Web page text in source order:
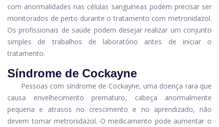
com anormalidades nas células sanguíneas podem precisar ser
monitorados de perto durante o tratamento com metronidazol.
Os profissionais de saúde podem desejar realizar um conjunto
simples de trabalhos de laboratório antes de iniciar o
tratamento.
Síndrome de Cockayne
Pessoas com síndrome de Cockayne, uma doença rara que
causa envelhecimento prematuro, cabeça anormalmente
pequena e atrasos no crescimento e no aprendizado, não
devem tomar metronidazol. O medicamento pode aumentar o